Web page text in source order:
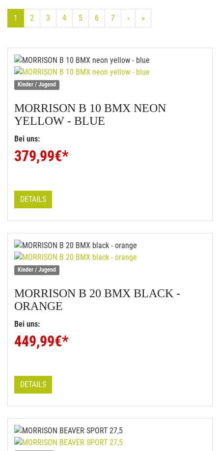
1 2 3 4 5 6 7 › »
Kinder / Jugend
MORRISON B 10 BMX NEON
YELLOW - BLUE
Bei uns:
379,99€*
DETAILS
Kinder / Jugend
MORRISON B 20 BMX BLACK -
ORANGE
Bei uns:
449,99€*
DETAILS